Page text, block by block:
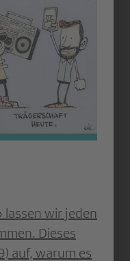
lassen wir jeden
Dieses
auf, warum es